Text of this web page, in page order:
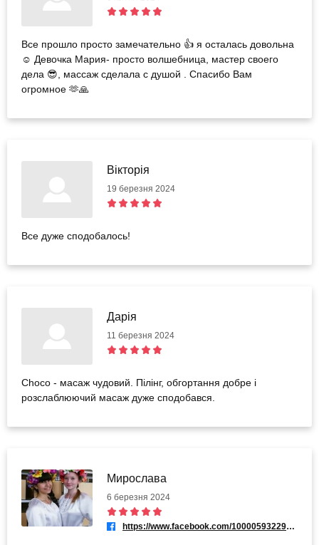
Все прошло просто замечательно 👍 я осталась довольна
☺️ Девочка Мария- просто волшебница, мастер своего
дела 😎, массаж сделала с душой . Спасибо Вам
огромное 🫶🙏
Вікторія
19 березня 2024
Все дуже сподобалось!
Дарія
11 березня 2024
Choco - масаж чудовий. Пілінг, обгортання добре і
розслаблюючий масаж дуже сподобався.
Мирослава
6 березня 2024
https://www.facebook.com/100005932298315